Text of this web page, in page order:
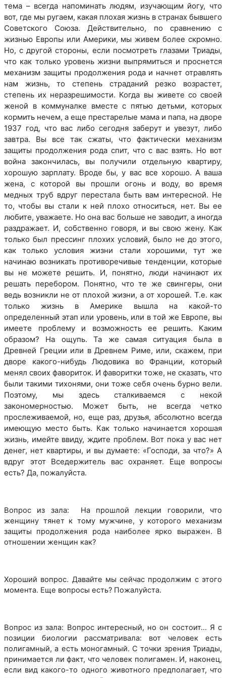
тема – всегда напоминать людям, изучающим йогу, что
вот, где мы ругаем, какая плохая жизнь в странах бывшего
Советского Союза. Действительно, по сравнению с
жизнью Европы или Америки, мы живем более скромно.
Но, с другой стороны, если посмотреть глазами Триады,
что как только уровень жизни выпрямиться и проснется
механизм защиты продолжения рода и начнет отравлять
нам жизнь, то степень страданий резко возрастет,
степень их неразрешимости. Когда вы живете со своей
женой в коммуналке вместе с пятью детьми, которых
кормить нечем, а еще престарелые мама и папа, на дворе
1937 год, что вас либо сегодня заберут и увезут, либо
завтра. Вы все так сжаты, что фактически механизм
защиты продолжения рода спит, что с вас взять. Но вот
война закончилась, вы получили отдельную квартиру,
хорошую зарплату. Вроде бы, у вас все хорошо. А ваша
жена, с которой вы прошли огонь и воду, во время
медных труб вдруг перестала быть вам интересной. Не
то, чтобы вы стали к ней плохо относиться, нет. Вы ее
любите, уважаете. Но она вас больше не заводит, а иногда
раздражает. И, собственно говоря, и вы свою жену. Как
только был прессинг плохих условий, было не до этого,
как только условия жизни стали хорошими, тут же
начинаю возникать противоречивые тенденции, которые
вы не можете решить. И, понятно, люди начинают их
решать перебором. Понятно, что те же свингеры, они
ведь возникли не от плохой жизни, а от хорошей. Т.е. как
только жизнь в Америке вышла на какой-то
определенный этап или уровень, или в той же Европе, вы
имеете проблему и возможность ее решить. Каким
образом? На ощупь. Та же самая ситуация была в
Древней Греции или в Древнем Риме, или, скажем, при
дворе какого-нибудь Людовика во Франции, который
менял своих фавориток. И фаворитки тоже, не сказать, что
были такими тихонями, они тоже себя очень бурно вели.
Поэтому, мы здесь сталкиваемся с некой
закономерностью. Может быть, не всегда четко
прослеживаемой, но, еще раз, друзья, абсолютно всегда
имеющую место быть. Как только начинается хорошая
жизнь, имейте ввиду, ждите проблем. Вот пока у вас нет
денег, нет квартиры, и вы думаете: «Господи, за что?» А
вдруг этот Вседержитель вас охраняет. Еще вопросы
есть? Да, пожалуйста.
Вопрос из зала: На прошлой лекции говорили, что
женщину тянет к тому мужчине, у которого механизм
защиты продолжения рода наиболее ярко выражен. В
отношении женщин как?
Хороший вопрос. Давайте мы сейчас продолжим с этого
момента. Еще вопросы есть? Пожалуйста.
Вопрос из зала: Вопрос интересный, но он состоит… Я с
позиции биологии рассматривала: вот человек есть
полигамный, а есть моногамный. С точки зрения Триады,
принимается ли факт, что человек полигамен. И, наконец,
если вид какого-то одного животного предполагает, что